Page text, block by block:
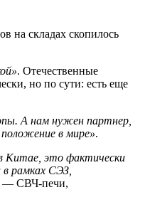
на складах скопилось
. Отечественные
но по сути: есть еще
А нам нужен партнер,
в мире».
Китае, это фактически
в рамках СЭЗ,
— СВЧ-печи,